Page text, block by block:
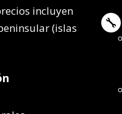
incluyen
(islas
